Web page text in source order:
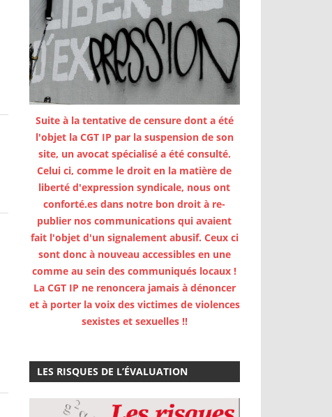
Suite à la tentative de censure dont a été
l'objet la CGT IP par la suspension de son
site, un avocat spécialisé a été consulté.
Celui ci, comme le droit en la matière de
liberté d'expression syndicale, nous ont
conforté.es dans notre bon droit à re-
publier nos communications qui avaient
fait l'objet d'un signalement abusif. Ceux ci
sont donc à nouveau accessibles en une
comme au sein des communiqués locaux !
La CGT IP ne renoncera jamais à dénoncer
et à porter la voix des victimes de violences
sexistes et sexuelles !!
LES RISQUES DE L’ÉVALUATION